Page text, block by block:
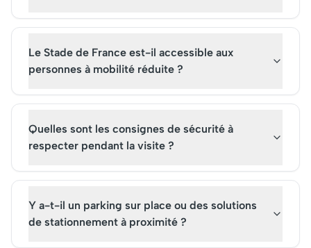
Le Stade de France est-il accessible aux
personnes à mobilité réduite ?
Quelles sont les consignes de sécurité à
respecter pendant la visite ?
Y a-t-il un parking sur place ou des solutions
de stationnement à proximité ?